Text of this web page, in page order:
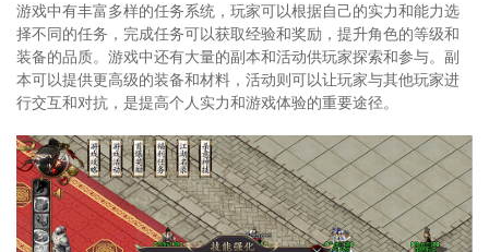
游戏中有丰富多样的任务系统，玩家可以根据自己的实力和能力选
择不同的任务，完成任务可以获取经验和奖励，提升角色的等级和
装备的品质。游戏中还有大量的副本和活动供玩家探索和参与。副
本可以提供更高级的装备和材料，活动则可以让玩家与其他玩家进
行交互和对抗，是提高个人实力和游戏体验的重要途径。